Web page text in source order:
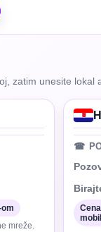
zatim unesite lokal
mreže.
☎